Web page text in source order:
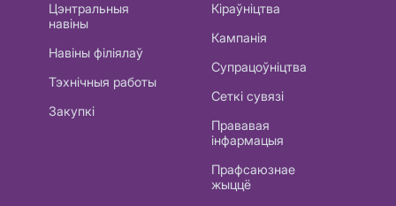
Цэнтральныя
навіны
Навіны філіялаў
Тэхнічныя работы
Закупкі
Кіраўніцтва
Кампанія
Супрацоўніцтва
Сеткі сувязі
Прававая
інфармацыя
Прафсаюзнае
жыццё